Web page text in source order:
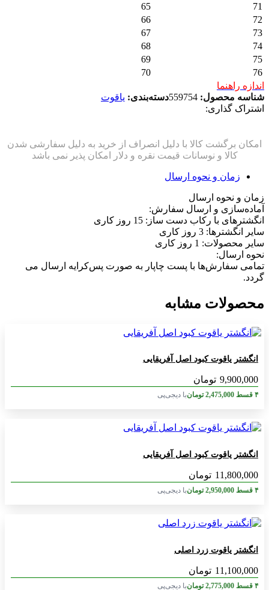
71
65
72
66
73
67
74
68
75
69
76
70
اندازه راهنما
شناسه محصول: 559754دسته‌بندی: یاقوت
اشتراک گذاری:
زمان و نحوه ارسال
زمان و نحوه ارسال
آماده‌سازی و ارسال سفارش:
انگشترهای با رکاب دست ساز: 15 روز کاری
سایر انگشترها: 3 روز کاری
سایر محصولات: 1 روز کاری
نحوه ارسال:
تمامی سفارش‌ها با پست چاپار به صورت پس‌کرایه ارسال می
گردد.
محصولات مشابه
انگشتر یاقوت کبود اصل آفریقایی
9,900,000 تومان
۴ قسط 2,475,000 تومانبا دیجی‌پی
انگشتر یاقوت کبود اصل آفریقایی
11,800,000 تومان
۴ قسط 2,950,000 تومانبا دیجی‌پی
انگشتر یاقوت زرد اصلی
11,100,000 تومان
۴ قسط 2,775,000 تومانبا دیجی‌پی